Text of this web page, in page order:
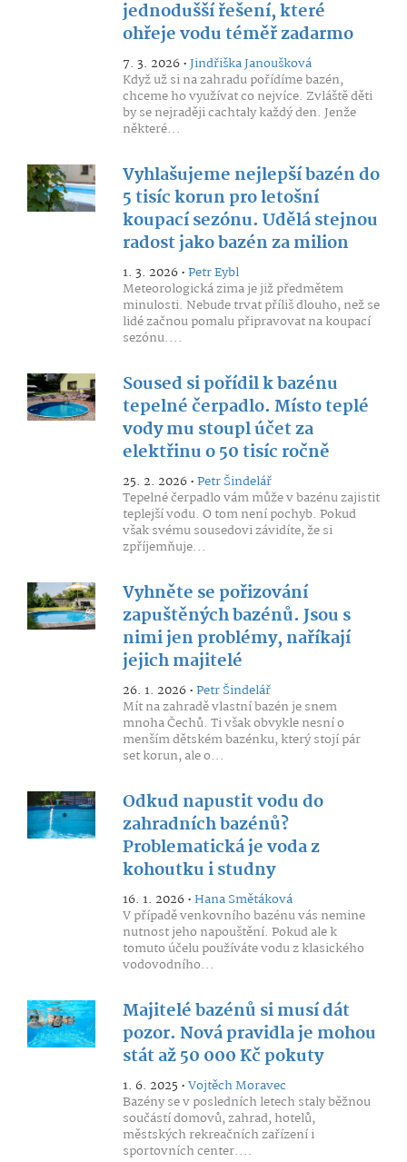
jednodušší řešení, které
ohřeje vodu téměř zadarmo
7. 3. 2026 •Jindřiška Janoušková
Když už si na zahradu pořídíme bazén,
chceme ho využívat co nejvíce. Zvláště děti
by se nejraději cachtaly každý den. Jenže
některé...
Vyhlašujeme nejlepší bazén do
5 tisíc korun pro letošní
koupací sezónu. Udělá stejnou
radost jako bazén za milion
1. 3. 2026 •Petr Eybl
Meteorologická zima je již předmětem
minulosti. Nebude trvat příliš dlouho, než se
lidé začnou pomalu připravovat na koupací
sezónu....
Soused si pořídil k bazénu
tepelné čerpadlo. Místo teplé
vody mu stoupl účet za
elektřinu o 50 tisíc ročně
25. 2. 2026 •Petr Šindelář
Tepelné čerpadlo vám může v bazénu zajistit
teplejší vodu. O tom není pochyb. Pokud
však svému sousedovi závidíte, že si
zpříjemňuje...
Vyhněte se pořizování
zapuštěných bazénů. Jsou s
nimi jen problémy, naříkají
jejich majitelé
26. 1. 2026 •Petr Šindelář
Mít na zahradě vlastní bazén je snem
mnoha Čechů. Ti však obvykle nesní o
menším dětském bazénku, který stojí pár
set korun, ale o...
Odkud napustit vodu do
zahradních bazénů?
Problematická je voda z
kohoutku i studny
16. 1. 2026 •Hana Smětáková
V případě venkovního bazénu vás nemine
nutnost jeho napouštění. Pokud ale k
tomuto účelu používáte vodu z klasického
vodovodního...
Majitelé bazénů si musí dát
pozor. Nová pravidla je mohou
stát až 50 000 Kč pokuty
1. 6. 2025 •Vojtěch Moravec
Bazény se v posledních letech staly běžnou
součástí domovů, zahrad, hotelů,
městských rekreačních zařízení i
sportovních center....